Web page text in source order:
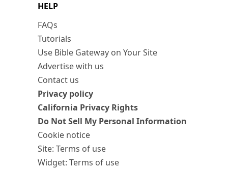
HELP
FAQs
Tutorials
Use Bible Gateway on Your Site
Advertise with us
Contact us
Privacy policy
California Privacy Rights
Do Not Sell My Personal Information
Cookie notice
Site: Terms of use
Widget: Terms of use